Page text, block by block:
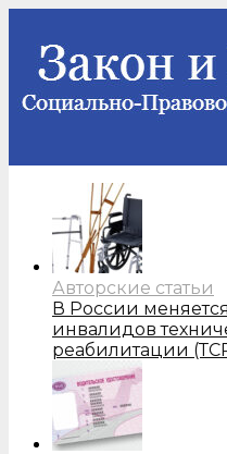
Авторские статьи
В России
инвалидов
реабилитации